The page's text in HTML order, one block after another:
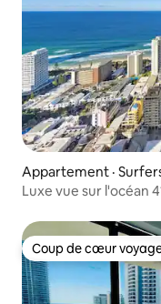
Appartement ·
Luxe vue sur l'océan
Coup de cœur
Coup de cœur